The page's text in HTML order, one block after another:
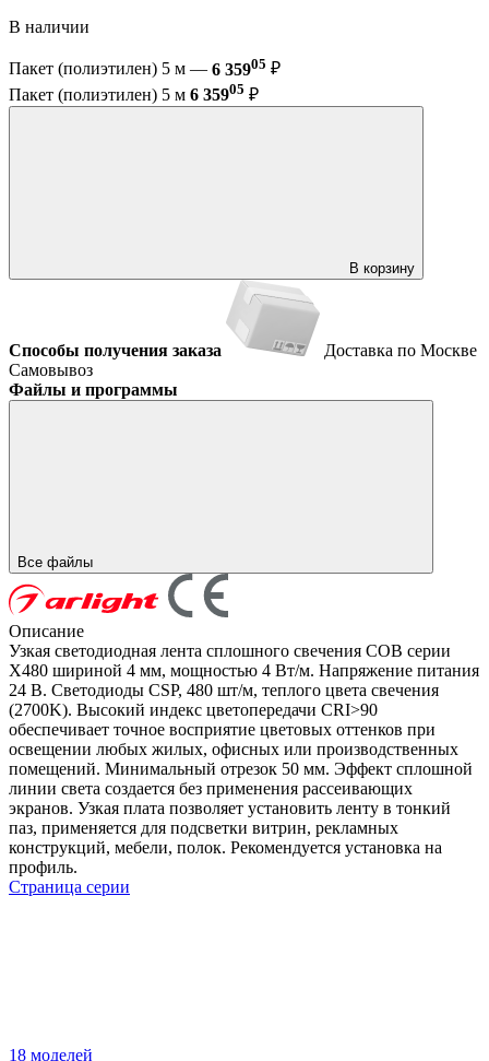
В наличии
Пакет (полиэтилен) 5 м — 6 35905 ₽
Пакет (полиэтилен) 5 м 6 35905 ₽
В корзину
Способы получения заказа
Доставка по Москве
Самовывоз
Файлы и программы
Все файлы
Описание
Узкая светодиодная лента сплошного свечения COB серии
X480 шириной 4 мм, мощностью 4 Вт/м. Напряжение питания
24 В. Светодиоды CSP, 480 шт/м, теплого цвета свечения
(2700K). Высокий индекс цветопередачи CRI>90
обеспечивает точное восприятие цветовых оттенков при
освещении любых жилых, офисных или производственных
помещений. Минимальный отрезок 50 мм. Эффект сплошной
линии света создается без применения рассеивающих
экранов. Узкая плата позволяет установить ленту в тонкий
паз, применяется для подсветки витрин, рекламных
конструкций, мебели, полок. Рекомендуется установка на
профиль.
Страница серии
18 моделей